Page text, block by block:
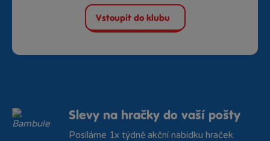
Vstoupit do klubu
Slevy na hračky do vaší pošty
Posíláme 1x týdně akční nabídku hraček.